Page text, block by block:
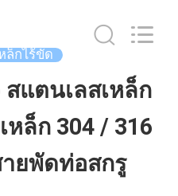
ล็กไร้ขัด
สแตนเลสเหล็ก
หล็ก 304 / 316
ายพัดท่อสกรู